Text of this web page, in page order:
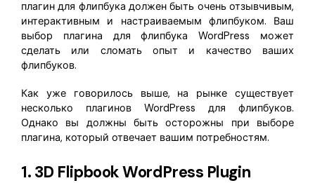
плагин для флипбука должен быть очень отзывчивым,
интерактивным и настраиваемым флипбуком. Ваш
выбор плагина для флипбука WordPress может
сделать или сломать опыт и качество ваших
флипбуков.
Как уже говорилось выше, на рынке существует
несколько плагинов WordPress для флипбуков.
Однако вы должны быть осторожны при выборе
плагина, который отвечает вашим потребностям.
1. 3D Flipbook WordPress Plugin